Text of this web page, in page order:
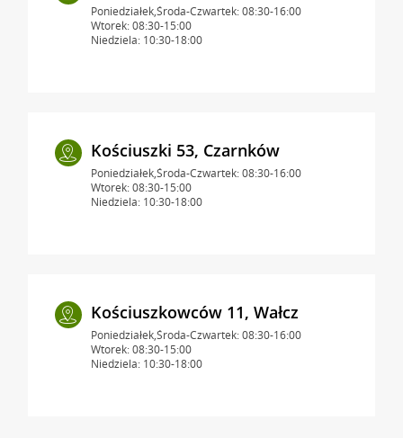
Poniedziałek,Środa-Czwartek: 08:30-16:00
Wtorek: 08:30-15:00
Niedziela: 10:30-18:00
Kościuszki 53, Czarnków
Poniedziałek,Środa-Czwartek: 08:30-16:00
Wtorek: 08:30-15:00
Niedziela: 10:30-18:00
Kościuszkowców 11, Wałcz
Poniedziałek,Środa-Czwartek: 08:30-16:00
Wtorek: 08:30-15:00
Niedziela: 10:30-18:00